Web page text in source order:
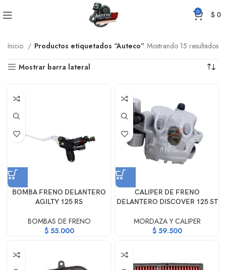
0 $0
Inicio Productos etiquetados “Auteco” Mostrando 15 resultados
Mostrar barra lateral
BOMBA FRENO DELANTERO
AGILTY 125 RS
BOMBAS DE FRENO
$55.000
CALIPER DE FRENO
DELANTERO DISCOVER 125 ST
MORDAZA Y CALIPER
$59.500